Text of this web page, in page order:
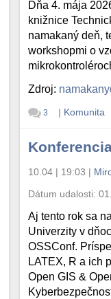
Dňa 4. mája
knižnice
namakaný deň,
workshopmi o
Zdroj:
3 | Komunita
10.04 | 19:03 |
Dátum udalosti:
Aj tento rok sa
Univerzity v
OSSConf.
LATEX, R a ich
Open GIS &